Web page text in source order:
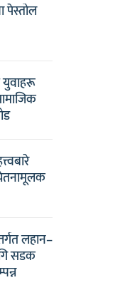
पेस्तोल
युवाहरू
लहान–
सडक